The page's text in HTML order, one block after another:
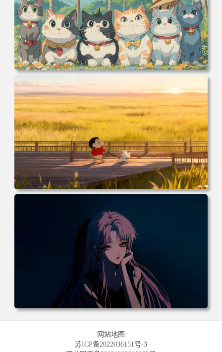
电脑壁纸 可爱动物 喵 喵星人 猫 猫咪 萌宠 电脑桌面 高清壁
纸 壁纸下载 壁纸大全
电脑壁纸 动漫 小白 日落 木栈道 田野 蜡笔小新 遛小白 麦田
电脑桌面 高清壁纸 壁纸下载 壁纸大全
电脑桌面 高清壁纸 壁纸下载 壁纸大全
网站地图
苏ICP备2022036151号-3